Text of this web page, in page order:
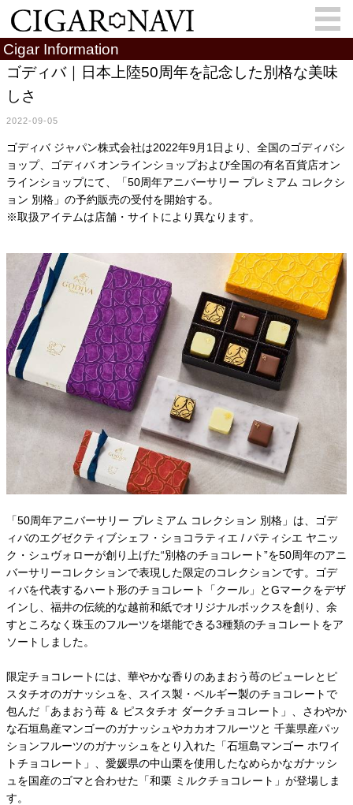
会員登録
Cigar Information Cigar Column
Memorandum 葉巻人
Cigar Information
ゴディバ｜日本上陸50周年を記念した別格な美味
しさ
2022-09-05
ゴディバ ジャパン株式会社は2022年9月1日より、全国のゴディバシ
ョップ、ゴディバ オンラインショップおよび全国の有名百貨店オン
ラインショップにて、「50周年アニバーサリー プレミアム コレクシ
ョン 別格」の予約販売の受付を開始する。
※取扱アイテムは店舗・サイトにより異なります。
「50周年アニバーサリー プレミアム コレクション 別格」は、ゴデ
ィバのエグゼクティブシェフ・ショコラティエ / パティシエ ヤニッ
ク・シュヴォローが創り上げた“別格のチョコレート”を50周年のアニ
バーサリーコレクションで表現した限定のコレクションです。ゴデ
ィバを代表するハート形のチョコレート「クール」とGマークをデザ
インし、福井の伝統的な越前和紙でオリジナルボックスを創り、余
すところなく珠玉のフルーツを堪能できる3種類のチョコレートをア
ソートしました。
限定チョコレートには、華やかな香りのあまおう苺のピューレとピ
スタチオのガナッシュを、スイス製・ベルギー製のチョコレートで
包んだ「あまおう苺 ＆ ピスタチオ ダークチョコレート」、さわやか
な石垣島産マンゴーのガナッシュやカカオフルーツと 千葉県産パッ
ションフルーツのガナッシュをとり入れた「石垣島マンゴー ホワイ
トチョコレート」、愛媛県の中山栗を使用したなめらかなガナッシ
ュを国産のゴマと合わせた「和栗 ミルクチョコレート」が登場しま
す。